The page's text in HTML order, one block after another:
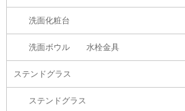
洗面化粧台
洗面ボウル 水栓金具
ステンドグラス
ステンドグラス